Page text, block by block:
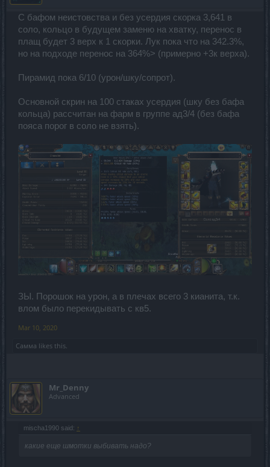
С бафом неистовства и без усердия скорка 3,641 в
соло, кольцо в будущем заменю на хватку, перенос в
плащ будет 3 верх к 1 скорки. Лук пока что на 342.3%,
но на подходе перенос на 364%> (примерно +3к верха).
Пирамид пока 6/10 (урон/шку/сопрот).
Основной скрин на 100 стаках усердия (шку без бафа
кольца) рассчитан на фарм в группе ад3/4 (без бафа
пояса порог в соло не взять).
ЗЫ. Порошок на урон, а в плечах всего 3 кианита, т.к.
влом было перекидывать с кв5.
Mar 10, 2020
Самма likes this.
Mr_Denny
Advanced
mischa1990 said: ↑
какие еще шмотки выбивать надо?